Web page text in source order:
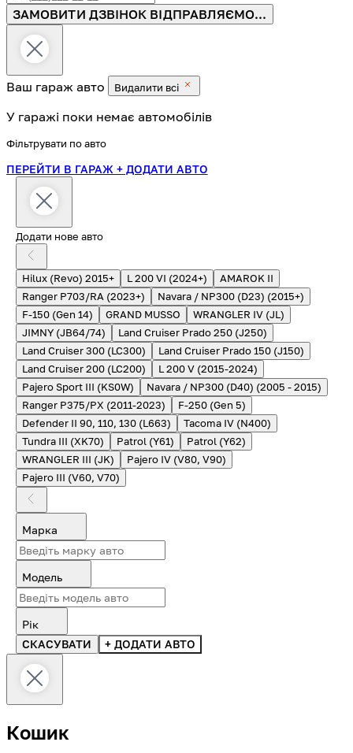
ЗАМОВИТИ ДЗВІНОК ВІДПРАВЛЯЄМО...
Ваш гараж авто Видалити всі
У гаражі поки немає автомобілів
Фільтрувати по авто
ПЕРЕЙТИ В ГАРАЖ + ДОДАТИ АВТО
Додати нове авто
Hilux (Revo) 2015+ L 200 VI (2024+)
AMAROK II
Ranger P703/RA (2023+)
Navara / NP300 (D23) (2015+)
F-150 (Gen 14)
GRAND MUSSO
WRANGLER IV (JL)
JIMNY (JB64/74)
Land Cruiser Prado 250 (J250)
Land Cruiser 300 (LC300)
Land Cruiser Prado 150 (J150)
Land Cruiser 200 (LC200)
L 200 V (2015-2024)
Pajero Sport III (KS0W)
Navara / NP300 (D40) (2005 - 2015)
Ranger P375/PX (2011-2023)
F-250 (Gen 5)
Defender II 90, 110, 130 (L663)
Tacoma IV (N400)
Tundra III (XK70)
Patrol (Y61)
Patrol (Y62)
WRANGLER III (JK)
Pajero IV (V80, V90)
Pajero III (V60, V70)
Марка
Модель
Рік
СКАСУВАТИ
+ ДОДАТИ АВТО
Кошик